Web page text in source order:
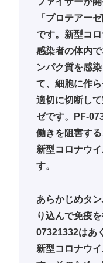
「プロテアー
です。新型コ
感染者の体内
ンパク質を感
て、細胞に作
適切に切断し
ゼです。PF-
働きを阻害す
新型コロナウ
す。
あらかじめタ
り込んで免疫
07321332はあ
新型コロナウ